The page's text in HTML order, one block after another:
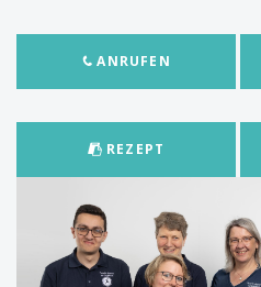
ANRUFEN
REZEPT